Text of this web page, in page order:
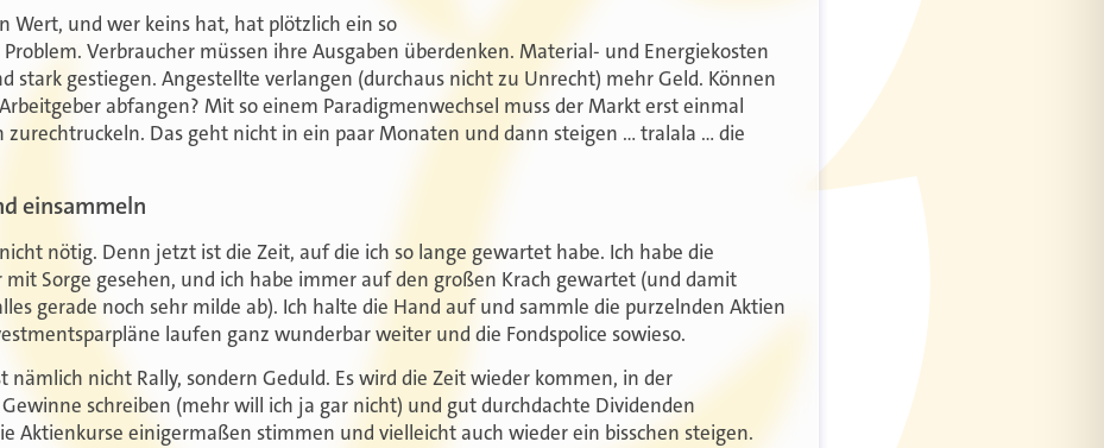
Wert, und wer keins hat, hat plötzlich ein so
Verbraucher müssen ihre Ausgaben überdenken. Material- und Energiekosten
stark gestiegen. Angestellte verlangen (durchaus nicht zu Unrecht) mehr Geld. Können
abfangen? Mit so einem Paradigmenwechsel muss der Markt erst einmal
zurechtruckeln. Das geht nicht in ein paar Monaten und dann steigen … tralala … die
einsammeln
nötig. Denn jetzt ist die Zeit, auf die ich so lange gewartet habe. Ich habe die
Sorge gesehen, und ich habe immer auf den großen Krach gewartet (und damit
gerade noch sehr milde ab). Ich halte die Hand auf und sammle die purzelnden Aktien
laufen ganz wunderbar weiter und die Fondspolice sowieso.
nämlich nicht Rally, sondern Geduld. Es wird die Zeit wieder kommen, in der
schreiben (mehr will ich ja gar nicht) und gut durchdachte Dividenden
Aktienkurse einigermaßen stimmen und vielleicht auch wieder ein bisschen steigen.